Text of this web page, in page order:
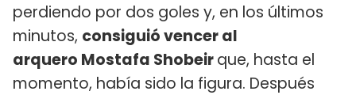
perdiendo por dos goles y, en los últimos
minutos, consiguió vencer al
arquero Mostafa Shobeirque, hasta el
momento, había sido la figura. Después